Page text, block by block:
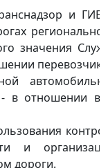
и
значения
- в отношении
и
дороги.